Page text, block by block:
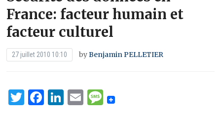
France: facteur humain et
facteur culturel
27 juillet 2010 10:10 byBenjamin PELLETIER
Twitter
Facebook
LinkedIn
EmailMessage